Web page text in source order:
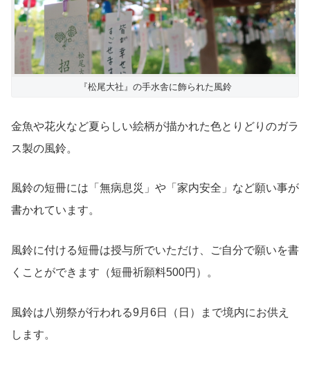
『松尾大社』の手水舎に飾られた風鈴
金魚や花火など夏らしい絵柄が描かれた色とりどりのガラ
ス製の風鈴。
風鈴の短冊には「無病息災」や「家内安全」など願い事が
書かれています。
風鈴に付ける短冊は授与所でいただけ、ご自分で願いを書
くことができます（短冊祈願料500円）。
風鈴は八朔祭が行われる9月6日（日）まで境内にお供え
します。